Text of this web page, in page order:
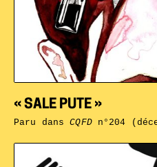
« SALE PUTE »
Paru dansCQFDn°204